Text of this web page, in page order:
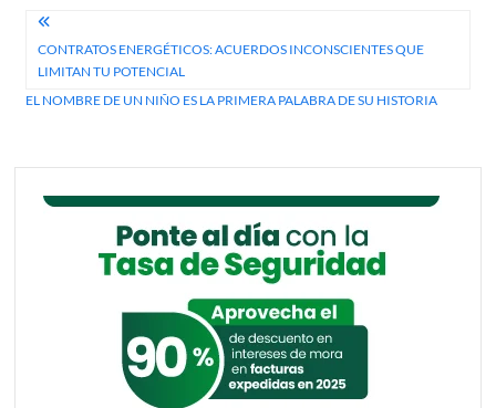
Navegación
de
entradas
CONTRATOS ENERGÉTICOS: ACUERDOS INCONSCIENTES QUE
LIMITAN TU POTENCIAL
EL NOMBRE DE UN NIÑO ES LA PRIMERA PALABRA DE SU HISTORIA